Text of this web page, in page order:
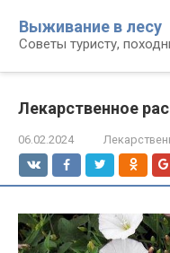
контенту
Выживание в лесу
Советы туристу,
Лекарственное
06.02.2024